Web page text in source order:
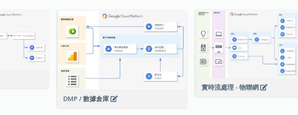
DMP / 數據倉庫
實時流處理 - 物聯網